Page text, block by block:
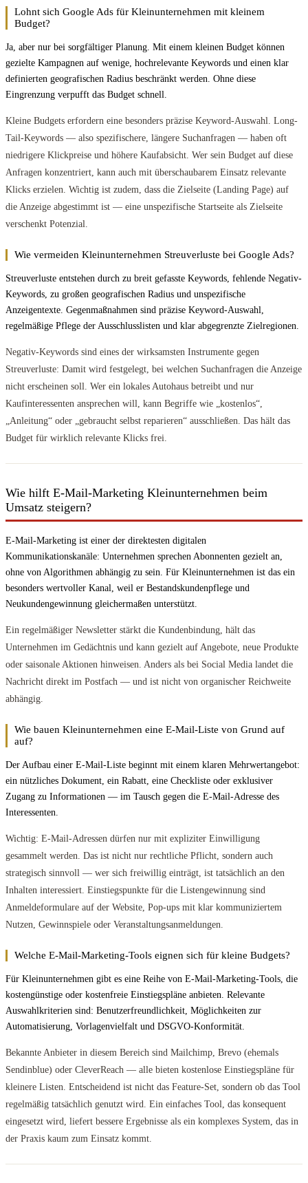
Lohnt sich Google Ads für Kleinunternehmen mit kleinem
Budget?
Ja, aber nur bei sorgfältiger Planung. Mit einem kleinen Budget können
gezielte Kampagnen auf wenige, hochrelevante Keywords und einen klar
definierten geografischen Radius beschränkt werden. Ohne diese
Eingrenzung verpufft das Budget schnell.
Kleine Budgets erfordern eine besonders präzise Keyword-Auswahl. Long-
Tail-Keywords — also spezifischere, längere Suchanfragen — haben oft
niedrigere Klickpreise und höhere Kaufabsicht. Wer sein Budget auf diese
Anfragen konzentriert, kann auch mit überschaubarem Einsatz relevante
Klicks erzielen. Wichtig ist zudem, dass die Zielseite (Landing Page) auf
die Anzeige abgestimmt ist — eine unspezifische Startseite als Zielseite
verschenkt Potenzial.
Wie vermeiden Kleinunternehmen Streuverluste bei Google Ads?
Streuverluste entstehen durch zu breit gefasste Keywords, fehlende Negativ-
Keywords, zu großen geografischen Radius und unspezifische
Anzeigentexte. Gegenmaßnahmen sind präzise Keyword-Auswahl,
regelmäßige Pflege der Ausschlusslisten und klar abgegrenzte Zielregionen.
Negativ-Keywords sind eines der wirksamsten Instrumente gegen
Streuverluste: Damit wird festgelegt, bei welchen Suchanfragen die Anzeige
nicht erscheinen soll. Wer ein lokales Autohaus betreibt und nur
Kaufinteressenten ansprechen will, kann Begriffe wie „kostenlos“,
„Anleitung“ oder „gebraucht selbst reparieren“ ausschließen. Das hält das
Budget für wirklich relevante Klicks frei.
Wie hilft E-Mail-Marketing Kleinunternehmen beim
Umsatz steigern?
E-Mail-Marketing ist einer der direktesten digitalen
Kommunikationskanäle: Unternehmen sprechen Abonnenten gezielt an,
ohne von Algorithmen abhängig zu sein. Für Kleinunternehmen ist das ein
besonders wertvoller Kanal, weil er Bestandskundenpflege und
Neukundengewinnung gleichermaßen unterstützt.
Ein regelmäßiger Newsletter stärkt die Kundenbindung, hält das
Unternehmen im Gedächtnis und kann gezielt auf Angebote, neue Produkte
oder saisonale Aktionen hinweisen. Anders als bei Social Media landet die
Nachricht direkt im Postfach — und ist nicht von organischer Reichweite
abhängig.
Wie bauen Kleinunternehmen eine E-Mail-Liste von Grund auf
auf?
Der Aufbau einer E-Mail-Liste beginnt mit einem klaren Mehrwertangebot:
ein nützliches Dokument, ein Rabatt, eine Checkliste oder exklusiver
Zugang zu Informationen — im Tausch gegen die E-Mail-Adresse des
Interessenten.
Wichtig: E-Mail-Adressen dürfen nur mit expliziter Einwilligung
gesammelt werden. Das ist nicht nur rechtliche Pflicht, sondern auch
strategisch sinnvoll — wer sich freiwillig einträgt, ist tatsächlich an den
Inhalten interessiert. Einstiegspunkte für die Listengewinnung sind
Anmeldeformulare auf der Website, Pop-ups mit klar kommuniziertem
Nutzen, Gewinnspiele oder Veranstaltungsanmeldungen.
Welche E-Mail-Marketing-Tools eignen sich für kleine Budgets?
Für Kleinunternehmen gibt es eine Reihe von E-Mail-Marketing-Tools, die
kostengünstige oder kostenfreie Einstiegspläne anbieten. Relevante
Auswahlkriterien sind: Benutzerfreundlichkeit, Möglichkeiten zur
Automatisierung, Vorlagenvielfalt und DSGVO-Konformität.
Bekannte Anbieter in diesem Bereich sind Mailchimp, Brevo (ehemals
Sendinblue) oder CleverReach — alle bieten kostenlose Einstiegspläne für
kleinere Listen. Entscheidend ist nicht das Feature-Set, sondern ob das Tool
regelmäßig tatsächlich genutzt wird. Ein einfaches Tool, das konsequent
eingesetzt wird, liefert bessere Ergebnisse als ein komplexes System, das in
der Praxis kaum zum Einsatz kommt.